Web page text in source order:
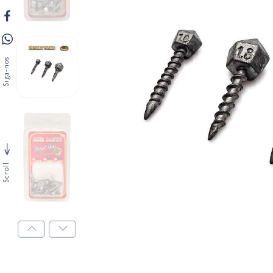
Siga-nos
Scroll